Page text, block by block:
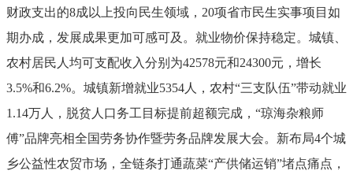
财政支出的8成以上投向民生领域， 20项省市民生实事项目如
期办成，发展成果更加可感可及。 就业物价保持稳定。 城镇、
农村居民人均可支配收入分别为42578元和24300元，增长
3.5%和6.2%。城镇新增就业5354 人，农村“三支队伍”带动就业
1.14万人，脱贫人口务工目标提前超额完成， “琼海杂粮师
傅”品牌亮相全国劳务协作暨劳务品牌发展大会。新布局4个城
乡公益性农贸市场，全链条打通蔬菜“产供储运销”堵点痛点，